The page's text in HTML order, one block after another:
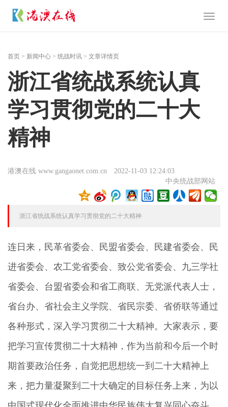
Toggle
首页 > 新闻中心 > 统战时讯 > 文章详情页
浙江省统战系统认真
学习贯彻党的二十大
精神
港澳在线 www.gangaonet.com.cn
2022-11-03 12:24:03
中央统战部网站
浙江省统战系统认真学习贯彻党的二十大精神
连日来，民革省委会、民盟省委会、民建省委会、民
进省委会、农工党省委会、致公党省委会、九三学社
省委会、台盟省委会和省工商联、无党派代表人士，
省台办、省社会主义学院、省民宗委、省侨联等通过
各种形式，深入学习贯彻二十大精神。大家表示，要
把学习宣传贯彻二十大精神，作为当前和今后一个时
期首要政治任务，自觉把思想统一到二十大精神上
来，把力量凝聚到二十大确定的目标任务上来，为以